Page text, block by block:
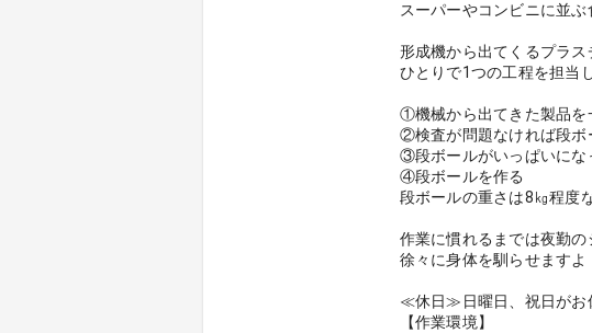
スーパーやコンビニに並
形成機から出てくるプラ
ひとりで1つの工程を担当
①機械から出てきた製品を
②検査が問題なければ段ボ
③段ボールがいっぱいにな
④段ボールを作る
段ボールの重さは8㎏程度
作業に慣れるまでは夜勤
徐々に身体を馴らせますよ
≪休日≫日曜日、祝日がお
【作業環境】